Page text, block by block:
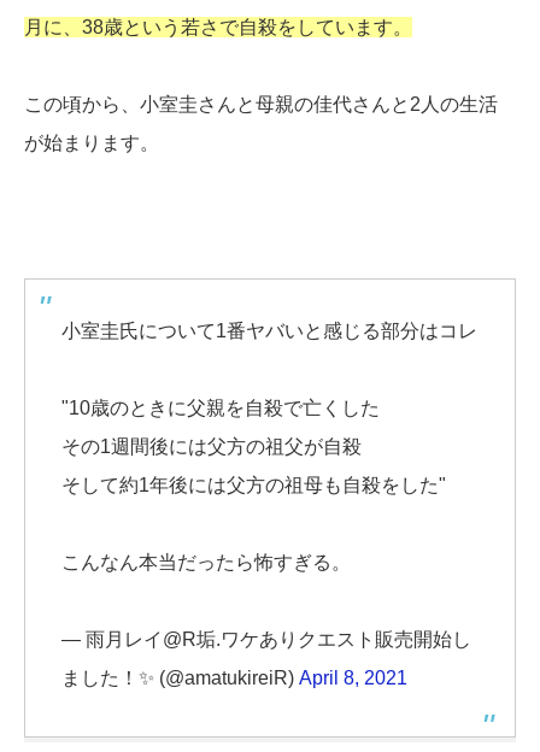
月に、38歳という若さで自殺をしています。
この頃から、小室圭さんと母親の佳代さんと2人の生活
が始まります。
小室圭氏について1番ヤバいと感じる部分はコレ
"10歳のときに父親を自殺で亡くした
その1週間後には父方の祖父が自殺
そして約1年後には父方の祖母も自殺をした"
こんなん本当だったら怖すぎる。
— 雨月レイ@R垢.ワケありクエスト販売開始し
ました！✨ (@amatukireiR) April 8, 2021